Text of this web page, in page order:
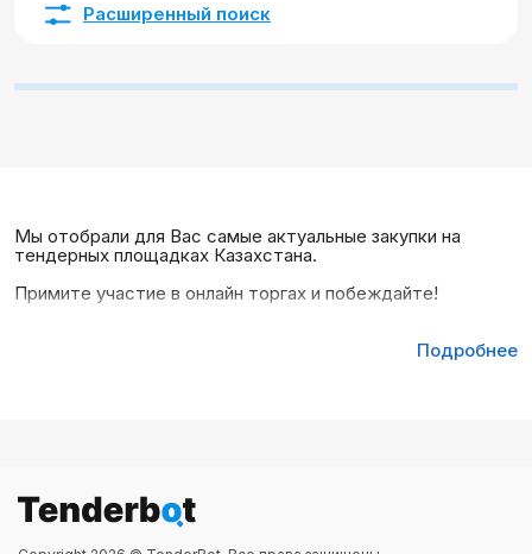
Расширенный поиск
Мы отобрали для Вас самые актуальные закупки на
тендерных площадках Казахстана.
Примите участие в онлайн торгах и побеждайте!
Подробнее